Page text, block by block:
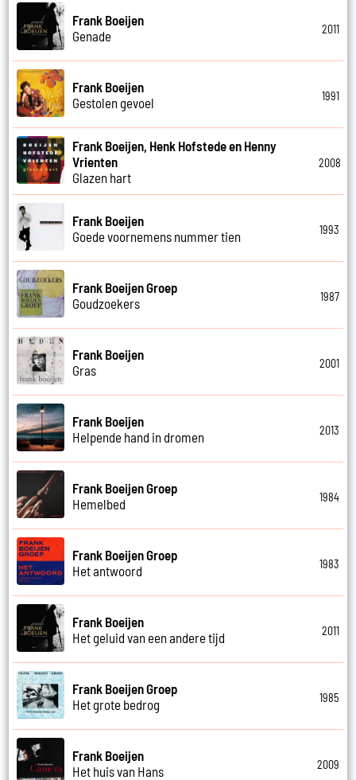
Frank Boeijen
Genade
2011
Frank Boeijen
Gestolen gevoel
1991
Frank Boeijen, Henk Hofstede en Henny
Vrienten
Glazen hart
2008
Frank Boeijen
Goede voornemens nummer tien
1993
Frank Boeijen Groep
Goudzoekers
1987
Frank Boeijen
Gras
2001
Frank Boeijen
Helpende hand in dromen
2013
Frank Boeijen Groep
Hemelbed
1984
Frank Boeijen Groep
Het antwoord
1983
Frank Boeijen
Het geluid van een andere tijd
2011
Frank Boeijen Groep
Het grote bedrog
1985
Frank Boeijen
Het huis van Hans
2009